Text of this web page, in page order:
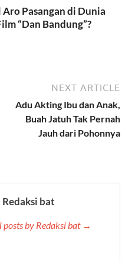
Pasangan di Dunia
“Dan Bandung”?
NEXT ARTICLE
Adu Akting Ibu dan Anak,
Buah Jatuh Tak Pernah
Jauh dari Pohonnya
bat
posts by Redaksi bat →